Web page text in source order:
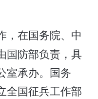
，在国务院、中
国防部负责，具
室承办。国务
全国征兵工作部